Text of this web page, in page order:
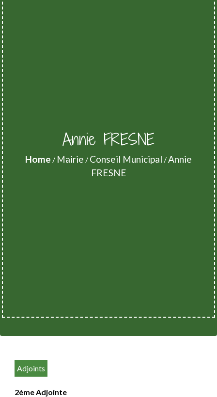
Annie FRESNE
Home / Mairie / Conseil Municipal /Annie
FRESNE
Adjoints
2ème Adjointe